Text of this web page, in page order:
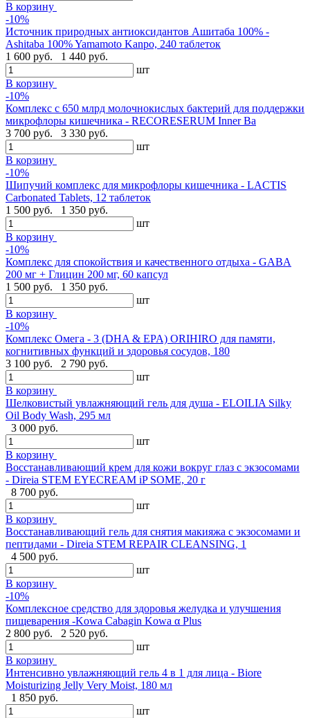
В корзину
-10%
Источник природных антиоксидантов Ашитаба 100% -
Ashitaba 100% Yamamoto Kanpo, 240 таблеток
1 600 руб.
1 440 руб.
шт
В корзину
-10%
Комплекс с 650 млрд молочнокислых бактерий для поддержки
микрофлоры кишечника - RECORESERUM Inner Ba
3 700 руб.
3 330 руб.
шт
В корзину
-10%
Шипучий комплекс для микрофлоры кишечника - LACTIS
Carbonated Tablets, 12 таблеток
1 500 руб.
1 350 руб.
шт
В корзину
-10%
Комплекс для спокойствия и качественного отдыха - GABA
200 мг + Глицин 200 мг, 60 капсул
1 500 руб.
1 350 руб.
шт
В корзину
-10%
Комплекс Омега - 3 (DHA & EPA) ORIHIRO для памяти,
когнитивных функций и здоровья сосудов, 180
3 100 руб.
2 790 руб.
шт
В корзину
Шелковистый увлажняющий гель для душа - ELOILIA Silky
Oil Body Wash, 295 мл
3 000 руб.
шт
В корзину
Восстанавливающий крем для кожи вокруг глаз с экзосомами
- Direia STEM EYECREAM iP SOME, 20 г
8 700 руб.
шт
В корзину
Восстанавливающий гель для снятия макияжа с экзосомами и
пептидами - Direia STEM REPAIR CLEANSING, 1
4 500 руб.
шт
В корзину
-10%
Комплексное средство для здоровья желудка и улучшения
пищеварения -Kowa Cabagin Kowa α Plus
2 800 руб.
2 520 руб.
шт
В корзину
Интенсивно увлажняющий гель 4 в 1 для лица - Biore
Moisturizing Jelly Very Moist, 180 мл
1 850 руб.
шт